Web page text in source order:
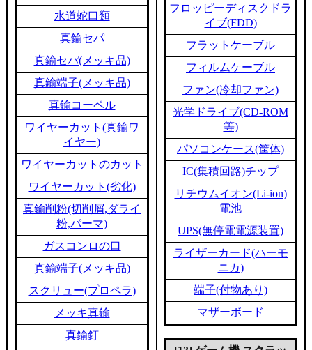
水道蛇口類
真鍮セパ
真鍮セパ(メッキ品)
真鍮端子(メッキ品)
真鍮コーペル
ワイヤーカット(真鍮ワ
イヤー)
ワイヤーカットのカット
ワイヤーカット(劣化)
真鍮削粉(切削屑,ダライ
粉,パーマ)
ガスコンロの口
真鍮端子(メッキ品)
スクリュー(プロペラ)
メッキ真鍮
真鍮釘
フロッピーディスクドラ
イブ(FDD)
フラットケーブル
フィルムケーブル
ファン(冷却ファン)
光学ドライブ(CD-ROM
等)
パソコンケース(筐体)
IC(集積回路)チップ
リチウムイオン(Li-ion)
電池
UPS(無停電電源装置)
ライザーカード(ハーモ
ニカ)
端子(付物あり)
マザーボード